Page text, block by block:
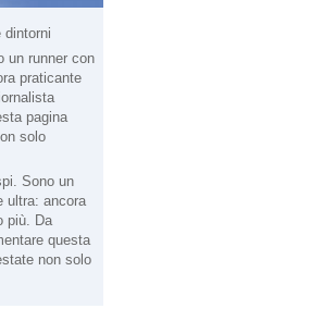
dintorni
Sono un
ultra: ancora
più. Da
questa
non solo